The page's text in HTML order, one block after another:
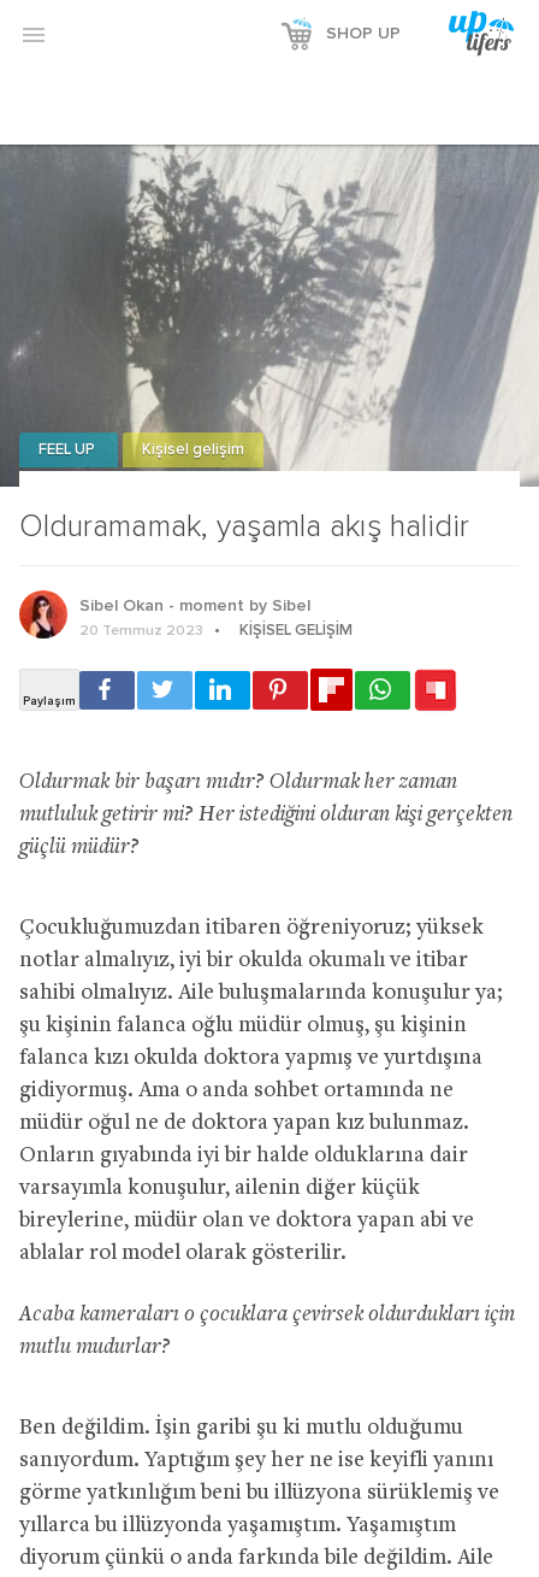
 SHOP UP
Olduramamak, yaşamla akış halidir
FEEL UP Kişisel gelişim
Sibel Okan - moment by Sibel
20 Temmuz 2023 KIŞISEL GELIŞIM
Oldurmak bir başarı mıdır? Oldurmak her zaman
mutluluk getirir mi? Her istediğini olduran kişi gerçekten
güçlü müdür?
Çocukluğumuzdan itibaren öğreniyoruz; yüksek
notlar almalıyız, iyi bir okulda okumalı ve itibar
sahibi olmalıyız. Aile buluşmalarında konuşulur ya;
şu kişinin falanca oğlu müdür olmuş, şu kişinin
falanca kızı okulda doktora yapmış ve yurtdışına
gidiyormuş. Ama o anda sohbet ortamında ne
müdür oğul ne de doktora yapan kız bulunmaz.
Onların gıyabında iyi bir halde olduklarına dair
varsayımla konuşulur, ailenin diğer küçük
bireylerine, müdür olan ve doktora yapan abi ve
ablalar rol model olarak gösterilir.
Acaba kameraları o çocuklara çevirsek oldurdukları için
mutlu mudurlar?
Ben değildim. İşin garibi şu ki mutlu olduğumu
sanıyordum. Yaptığım şey her ne ise keyifli yanını
görme yatkınlığım beni bu illüzyona sürüklemiş ve
yıllarca bu illüzyonda yaşamıştım. Yaşamıştım
diyorum çünkü o anda farkında bile değildim. Aile